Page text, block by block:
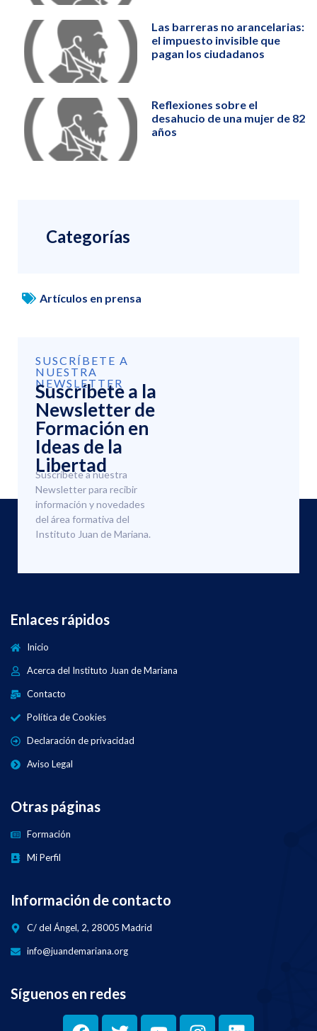
Las barreras no arancelarias:
el impuesto invisible que
pagan los ciudadanos
Reflexiones sobre el
desahucio de una mujer de 82
años
Categorías
Artículos en prensa
SUSCRÍBETE A
NUESTRA
NEWSLETTER
Suscríbete a la
Newsletter de
Formación en
Ideas de la
Libertad
Suscríbete a nuestra
Newsletter para recibir
información y novedades
del área formativa del
Instituto Juan de Mariana.
Enlaces rápidos
Inicio
Acerca del Instituto Juan de Mariana
Contacto
Política de Cookies
Declaración de privacidad
Aviso Legal
Otras páginas
Formación
Mi Perfil
Información de contacto
C/ del Ángel, 2, 28005 Madrid
info@juandemariana.org
Síguenos en redes